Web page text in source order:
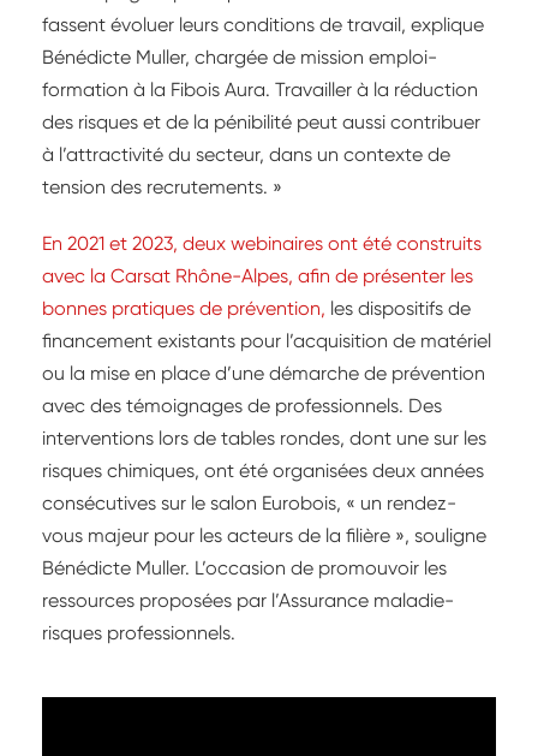
fassent évoluer leurs conditions de travail, explique
Bénédicte Muller, chargée de mission emploi-
formation à la Fibois Aura. Travailler à la réduction
des risques et de la pénibilité peut aussi contribuer
à l’attractivité du secteur, dans un contexte de
tension des recrutements. »
En 2021 et 2023, deux webinaires ont été construits
avec la Carsat Rhône-Alpes, afin de présenter les
bonnes pratiques de prévention, les dispositifs de
financement existants pour l’acquisition de matériel
ou la mise en place d’une démarche de prévention
avec des témoignages de professionnels. Des
interventions lors de tables rondes, dont une sur les
risques chimiques, ont été organisées deux années
consécutives sur le salon Eurobois, « un rendez-
vous majeur pour les acteurs de la filière », souligne
Bénédicte Muller. L’occasion de promouvoir les
ressources proposées par l’Assurance maladie-
risques professionnels.